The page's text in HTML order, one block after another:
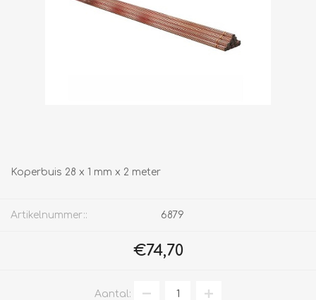
Koperbuis 28 x 1 mm x 2 meter
Artikelnummer:: 6879
€74,70
Aantal: